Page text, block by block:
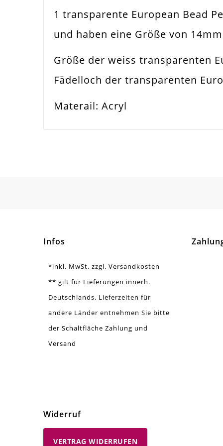
Farbe
Menge
1
Zusatzinfo
1 transparente European Bead
und haben eine Größe von
Größe der weiss transparenten
Fädelloch der transparenten
Materail: Acryl
Infos
*inkl. MwSt. zzgl. Versandkosten
** gilt für Lieferungen innerh.
Deutschlands. Lieferzeiten für
andere Länder entnehmen Sie bitte
der Schaltfläche Zahlung und
Versand
Widerruf
VERTRAG WIDERRUFEN